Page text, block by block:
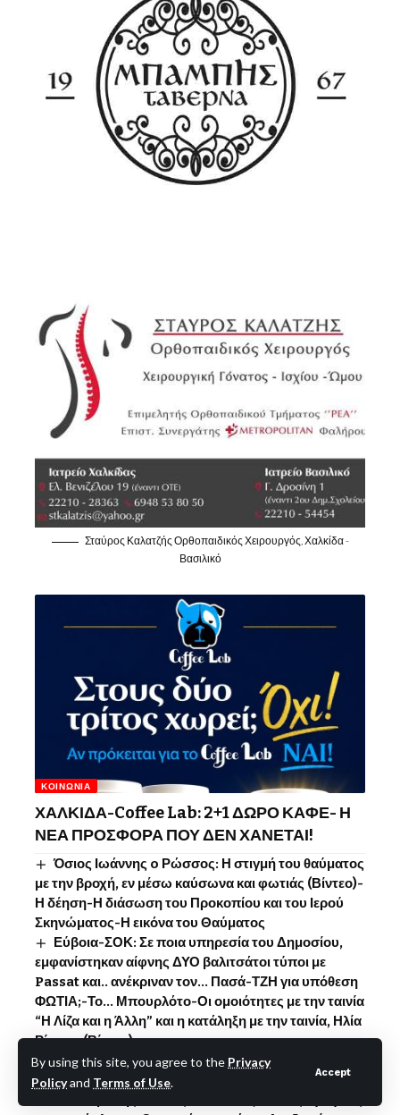
By using this site, you agree to the Privacy
Policyand Terms of Use.
Accept
Σταύρος Καλατζής Ορθοπαιδικός Χειρουργός, Χαλκίδα -
Βασιλικό
ΚΟΙΝΩΝΊΑ
ΧΑΛΚΙΔΑ-Coffee Lab: 2+1 ΔΩΡΟ ΚΑΦΕ- Η
ΝΕΑ ΠΡΟΣΦΟΡΑ ΠΟΥ ΔΕΝ ΧΑΝΕΤΑΙ!
Όσιος Ιωάννης o Ρώσσος: Η στιγμή του θαύματος
με την βροχή, εν μέσω καύσωνα και φωτιάς (Βίντεο)-
Η δέηση-Η διάσωση του Προκοπίου και του Ιερού
Σκηνώματος-Η εικόνα του Θαύματος
Εύβοια-ΣΟΚ: Σε ποια υπηρεσία του Δημοσίου,
εμφανίστηκαν αίφνης ΔΥΟ βαλιτσάτοι τύποι με
Passat και.. ανέκριναν τον… Πασά-ΤΖΗ για υπόθεση
ΦΩΤΙΑ;-Το… Μπουρλότο-Οι ομοιότητες με την ταινία
“Η Λίζα και η Άλλη” και η κατάληξη με την ταινία, Ηλία
Ρίχτο… (Βίντεο)
Χαλκίδα: Η…”Έξυπνη Πόλη” της Βάκα- Σκαμμένοι
δρόμοι τον Αύγουστο-Ράβε, ξήλωνε -Το …Ψηφιακό